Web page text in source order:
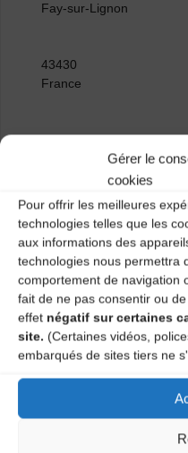
Gérer le
cookies
Pour offrir les meilleures
technologies telles que les
aux informations des
technologies nous permettra
comportement de navigation
fait de ne pas consentir ou
effet négatif sur certaines
site. (Certaines vidéos,
embarqués de sites tiers ne
Fay-sur-Lignon
43430
France
Événements
Salle Polyvalente
Salle des
Laisser
Votre adresse e-mail ne sera